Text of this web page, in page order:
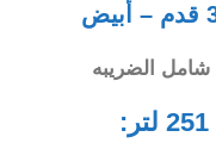
شامل الضريبه